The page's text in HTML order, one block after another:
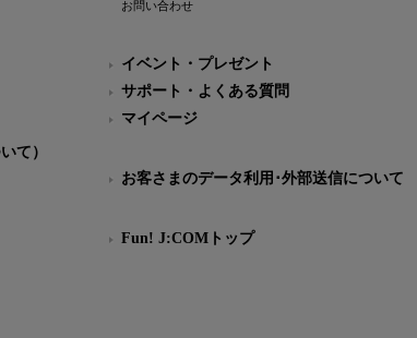
て）
お問い合わせ
イベント・プレゼント
サポート・よくある質問
マイページ
お客さまのデータ利用･外部送信について
Fun! J:COMトップ